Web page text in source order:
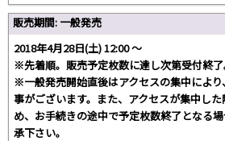
販売期間: 一般発売
2018年4月28日(土) 12:00 〜
※先着順。販売予定枚数に達し次第受付終了
※一般発売開始直後はアクセスの集中によ
事がございます。また、アクセスが集中し
め、お手続きの途中で予定枚数終了となる
承下さい。